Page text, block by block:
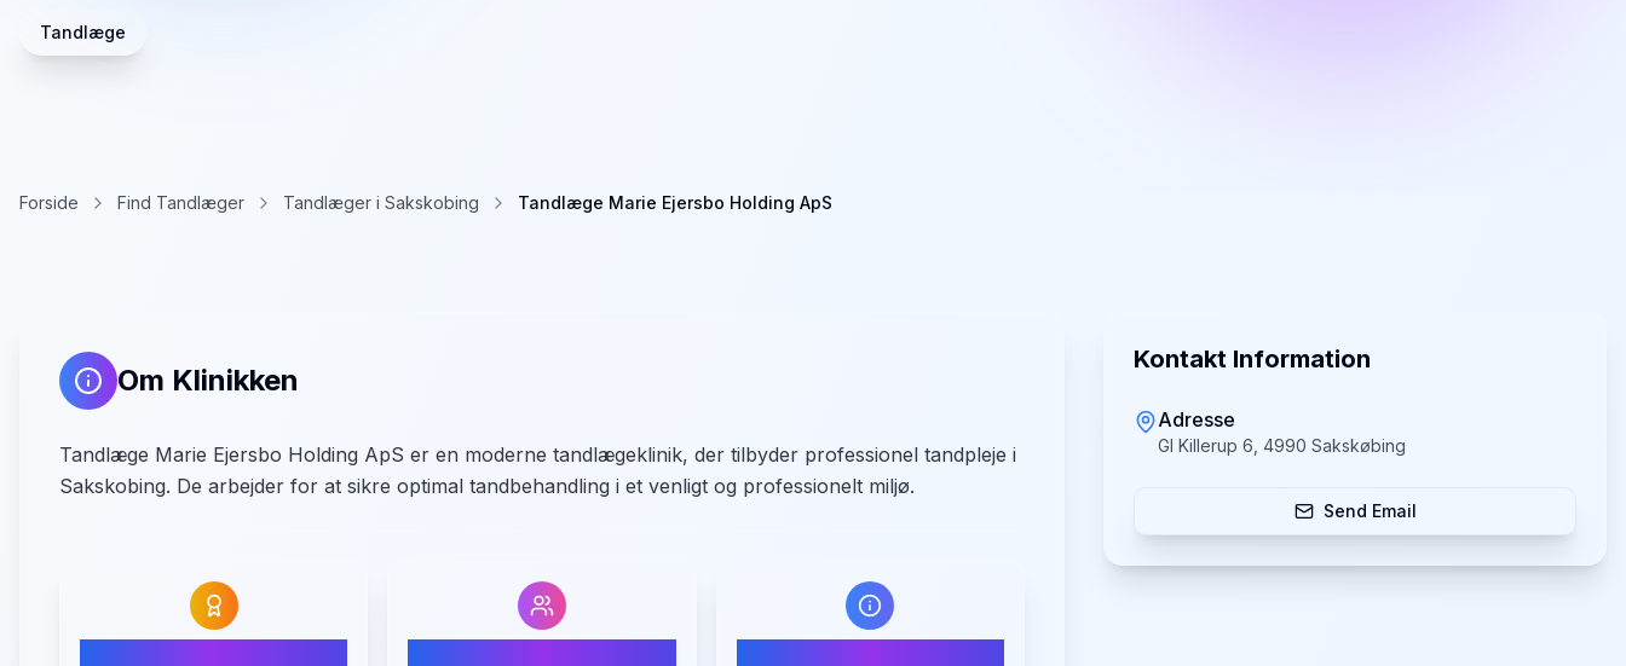
Tandlæge
Forside Find Tandlæger Tandlæger i Sakskobing Tandlæge Marie Ejersbo Holding ApS
Om Klinikken
Tandlæge Marie Ejersbo Holding ApS er en moderne tandlægeklinik, der tilbyder professionel tandpleje i
Sakskobing. De arbejder for at sikre optimal tandbehandling i et venligt og professionelt miljø.
Kontakt Information
Adresse
Gl Killerup 6, 4990 Sakskøbing
Send Email